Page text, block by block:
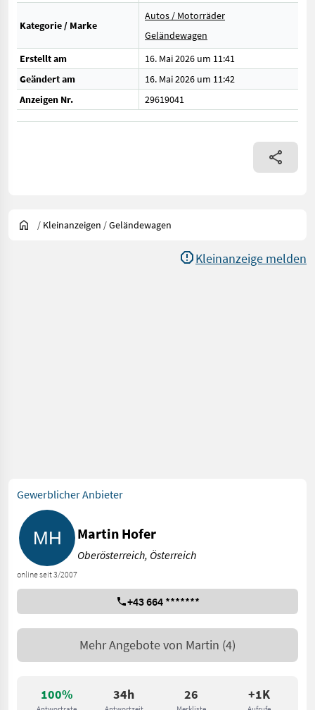
Kategorie / Marke
Autos / Motorräder
Geländewagen
Erstellt am
16. Mai 2026 um 11:41
Geändert am
16. Mai 2026 um 11:42
Anzeigen Nr.
29619041
/ Kleinanzeigen /Geländewagen
Kleinanzeige melden
100% 34h 26 +1K
Gewerblicher Anbieter
online seit 3/2007
Martin Hofer
Oberösterreich, Österreich
+43 664 *******
Mehr Angebote von Martin (4)